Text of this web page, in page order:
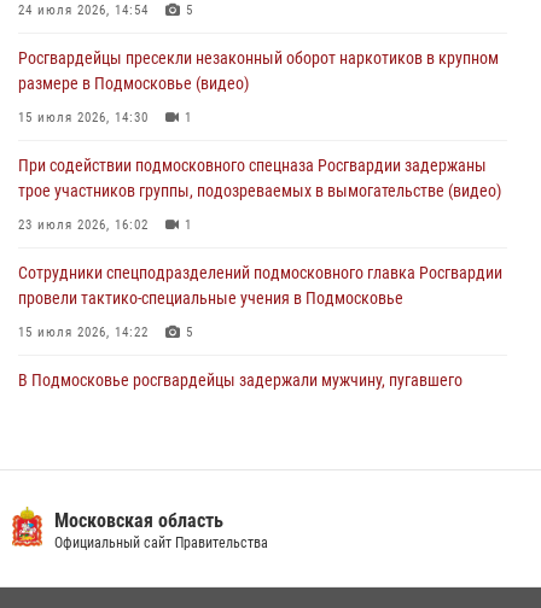
отработали навыки огневой подготовки на комплексных учениях
04 августа 2026, 12:21 4
сигналам «Тревога» с охраняемых объектов в Подмосковье
04 августа 2026, 12:15
24 июля 2026, 14:54 5
Росгвардейцы пресекли незаконный оборот наркотиков в крупном
размере в Подмосковье (видео)
15 июля 2026, 14:30 1
При содействии подмосковного спецназа Росгвардии задержаны
трое участников группы, подозреваемых в вымогательстве (видео)
23 июля 2026, 16:02 1
Сотрудники спецподразделений подмосковного главка Росгвардии
провели тактико-специальные учения в Подмосковье
15 июля 2026, 14:22 5
В Подмосковье росгвардейцы задержали мужчину, пугавшего
беспилотников в ДНР
22 июля 2026, 14:27
Московская область
Официальный сайт Правительства